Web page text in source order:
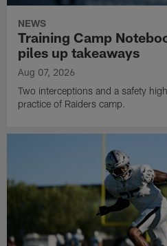
NEWS
Training Camp
piles up takeaways
Aug 07, 2026
Two interceptions and a safety
practice of Raiders camp.